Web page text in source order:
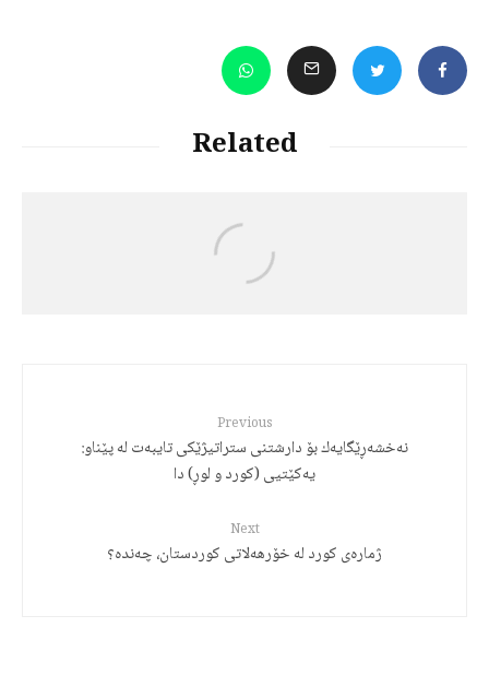
Related
Previous
نه‌خشه‌ڕێگایه‌ك بۆ دارشتنی ستراتیژێكی تایبه‌ت له‌ پێناو:
یه‌كێتیی (كورد و لوڕ) دا
Next
ژمارەی کورد لە خۆرھەلاتی کوردستان، چەندە؟